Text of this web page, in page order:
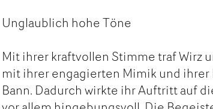
Unglaublich hohe Töne
Mit ihrer kraftvollen Stimme traf Wirz
mit ihrer engagierten Mimik und
Bann. Dadurch wirkte ihr Auftritt auf